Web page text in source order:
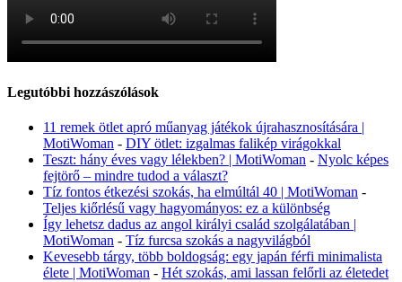
Legutóbbi hozzászólások
11 remek ötlet apró műanyag játékok újrahasznosítására |
MotiWoman - DIY ötlet: izgalmas falikép virágokkal
Teszt: hány éves vagy lélekben? | MotiWoman - Nyolc képes
fejtörő – mindre tudod a választ?
Tíz fontos étkezési szokás, ha elmúltál 40 | MotiWoman -
Teljes kiőrlésű vagy hagyományos: ez a különbség
Így lehetsz dadus az angol királyi család szolgálatában |
MotiWoman - Tíz furcsa szokás a nagyvilágból
Kevesebb tárgy, több boldogság: egy japán férfi minimalista
élete | MotiWoman - Hét szokás, ami lassan felőrli az életedet